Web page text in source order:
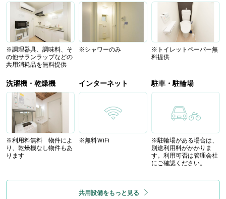
※調理器具、調味料、そ
の他サランラップなどの
共用消耗品を無料提供
※シャワーのみ
※トイレットペーパー無
料提供
洗濯機・乾燥機
※利用料無料 物件によ
り、乾燥機なし物件もあ
ります
インターネット
※無料ＷiFi
駐車・駐輪場
※駐輪場がある場合は、
別途利用料がかかりま
す。利用可否は管理会社
にご確認ください。
共用設備をもっと見る